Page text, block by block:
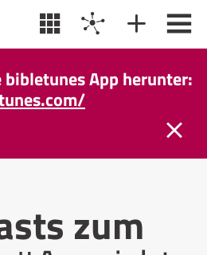
bibletunes App herunter:
zum